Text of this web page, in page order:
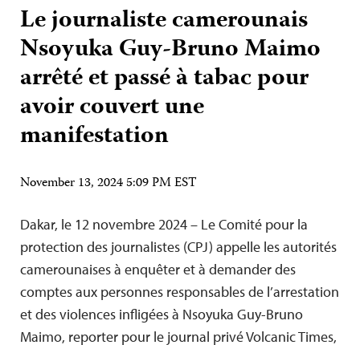
Le journaliste camerounais
Nsoyuka Guy-Bruno Maimo
arrêté et passé à tabac pour
avoir couvert une
manifestation
November 13, 2024 5:09 PM EST
Dakar, le 12 novembre 2024 – Le Comité pour la
protection des journalistes (CPJ) appelle les autorités
camerounaises à enquêter et à demander des
comptes aux personnes responsables de l’arrestation
et des violences infligées à Nsoyuka Guy-Bruno
Maimo, reporter pour le journal privé Volcanic Times,